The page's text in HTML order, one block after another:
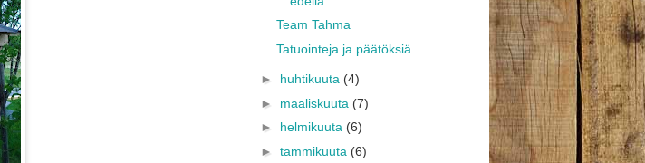
Team Tahma
Tatuointeja ja päätöksiä
► huhtikuuta (4)
► maaliskuuta (7)
► helmikuuta (6)
► tammikuuta (6)